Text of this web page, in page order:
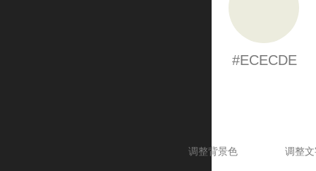
#ECECDE
调整背景色 调整